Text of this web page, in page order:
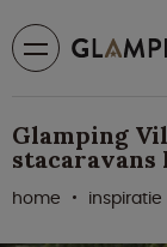
Glamping
home inspiratie